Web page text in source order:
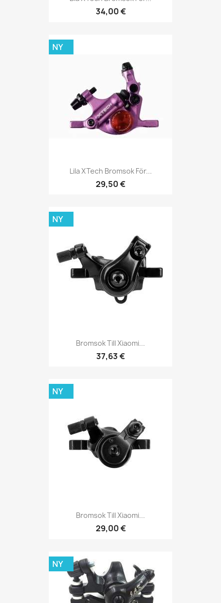
34,00 €
Lila XTech Bromsok För...
29,50 €
NY
Bromsok Till Xiaomi...
37,63 €
NY
Bromsok Till Xiaomi...
29,00 €
NY
NY